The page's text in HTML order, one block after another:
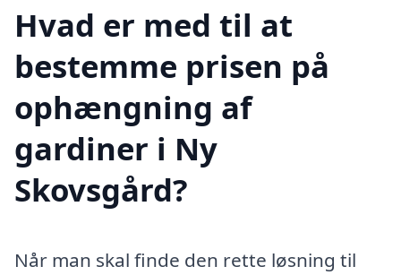
Hvad er med til at
bestemme prisen på
ophængning af
gardiner i Ny
Skovsgård?
Når man skal finde den rette løsning til